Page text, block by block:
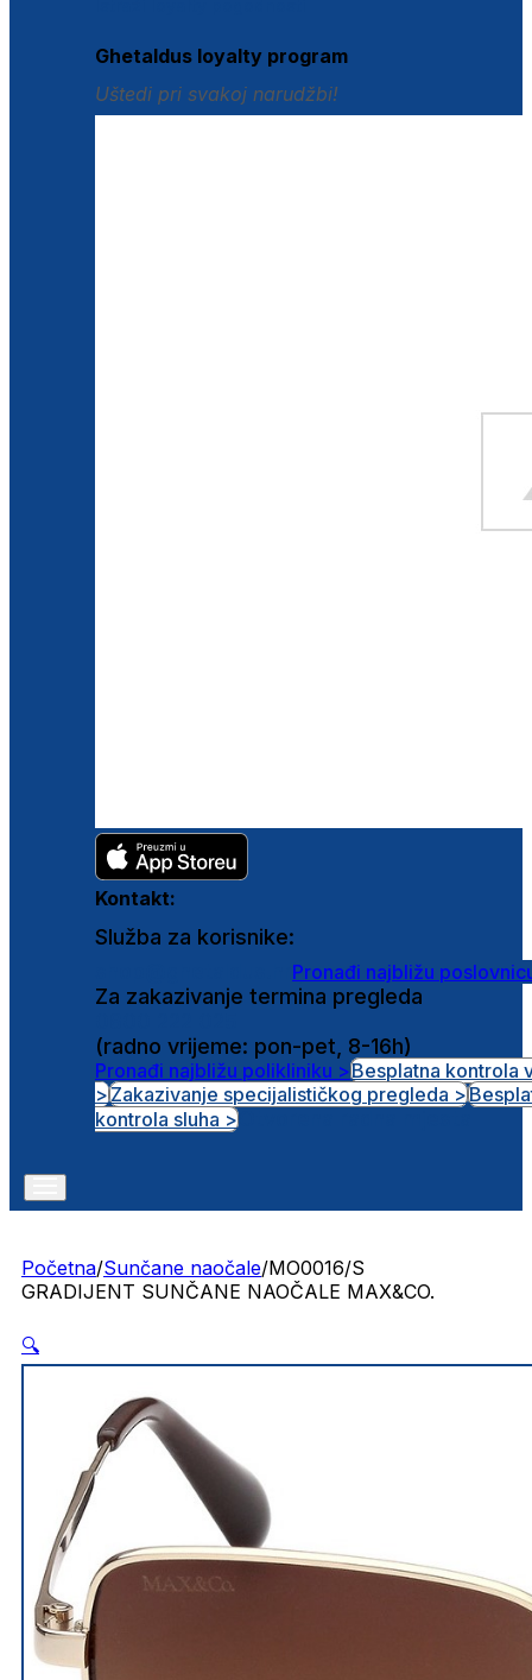
Ghetaldus loyalty program
Uštedi pri svakoj narudžbi!
Kontakt:
Služba za korisnike:
Pronađi najbližu
Za zakazivanje termina pregleda
(radno vrijeme: pon-pet, 8-16h)
Pronađi najbližu polikliniku >Besplatna kontrola
>Zakazivanje specijalističkog pregleda >
kontrola sluha >
Početna/Sunčane naočale/MO0016/S
GRADIJENT SUNČANE NAOČALE MAX&CO.
🔍